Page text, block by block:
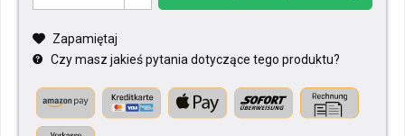
Zapamiętaj
Czy masz jakieś pytania dotyczące tego produktu?